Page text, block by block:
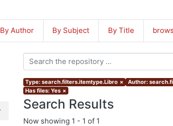
By Author By Subject By Title
Type: search.filters.itemtype.Libro × Author:
Has files: Yes ×
Search Results
Now showing 1 - 1 of 1